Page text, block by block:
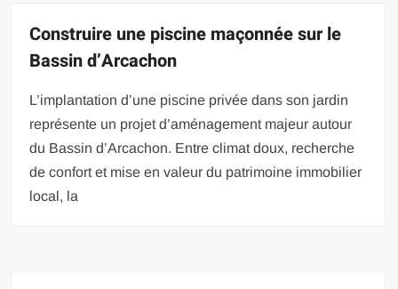
Construire une piscine maçonnée sur le
Bassin d’Arcachon
L’implantation d’une piscine privée dans son jardin
représente un projet d’aménagement majeur autour
du Bassin d’Arcachon. Entre climat doux, recherche
de confort et mise en valeur du patrimoine immobilier
local, la